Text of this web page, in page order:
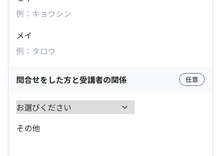
メイ
問合せをした方と受講者の関係 任意
その他